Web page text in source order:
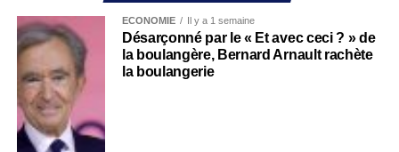
ECONOMIE Il y a 1 semaine
Désarçonné par le « Et avec ceci ? » de
la boulangère, Bernard Arnault rachète
la boulangerie